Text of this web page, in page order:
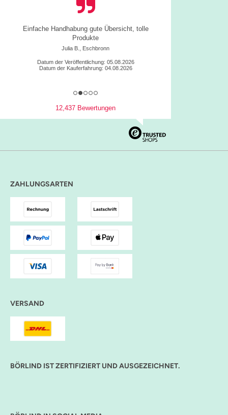
Einfache Handhabung gute Übersicht, tolle
Produkte
Julia B., Eschbronn
Datum der Veröffentlichung: 05.08.2026
Datum der Kauferfahrung: 04.08.2026
12,437 Bewertungen
ZAHLUNGSARTEN
VERSAND
BÖRLIND IST ZERTIFIZIERT UND AUSGEZEICHNET.